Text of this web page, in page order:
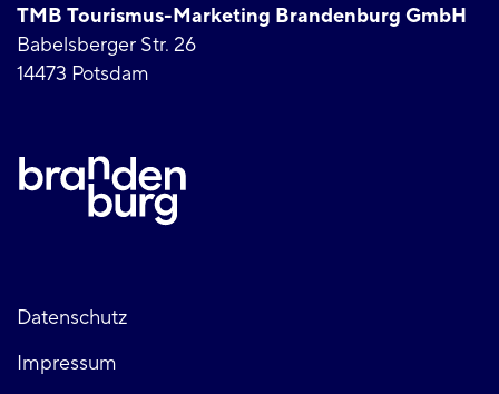
TMB Tourismus-Marketing Brandenburg GmbH
Babelsberger Str. 26
14473 Potsdam
Fußzeile
Datenschutz
Impressum